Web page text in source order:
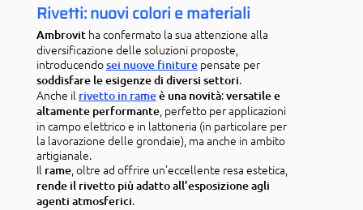
Rivetti: nuovi colori e materiali
Ambrovitha confermato la sua attenzione alla
diversificazione delle soluzioni proposte,
introducendosei nuove finiture pensate per
soddisfare le esigenze di diversi settori.
Anche il rivetto in rameè una novità:versatile e
altamente performante, perfetto per applicazioni
in campo elettrico e in lattoneria (in particolare per
la lavorazione delle grondaie), ma anche in ambito
artigianale.
Il rame, oltre ad offrire un’eccellente resa estetica,
rende il rivetto più adatto all’esposizione agli
agenti atmosferici.